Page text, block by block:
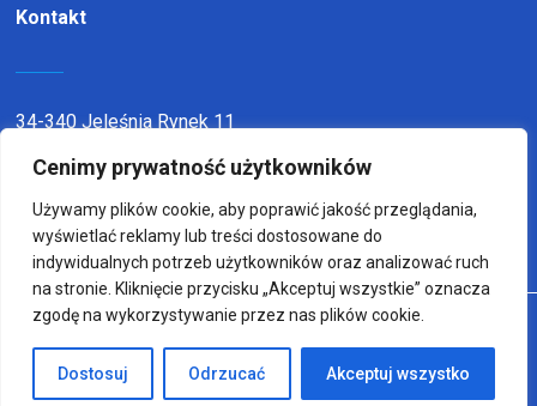
Cenimy prywatność użytkowników
Używamy plików cookie, aby poprawić jakość przeglądania,
wyświetlać reklamy lub treści dostosowane do
indywidualnych potrzeb użytkowników oraz analizować ruch
na stronie. Kliknięcie przycisku „Akceptuj wszystkie” oznacza
zgodę na wykorzystywanie przez nas plików cookie.
Dostosuj Odrzucać Akceptuj wszystko
Kontakt
34-340 Jeleśnia Rynek 11
telefon:338636116
email:sp1jel@op.pl
Wykonanie:sm32 STUDIO